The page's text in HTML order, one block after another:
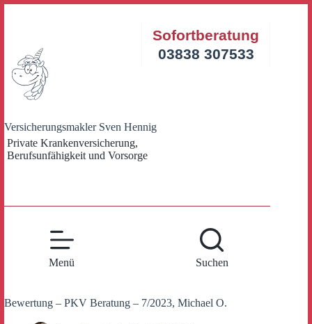
Versicherungsmakler Sven Hennig
Private Krankenversicherung,
Berufsunfähigkeit und Vorsorge
Sofortberatung
03838 307533
Menü Suchen
Bewertung – PKV Beratung – 7/2023, Michael O.